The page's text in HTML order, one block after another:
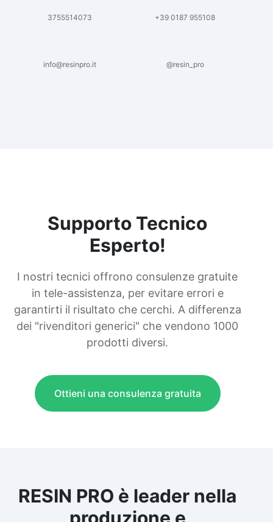
3755514073 +39 0187 955108
info@resinpro.it @resin_pro
Supporto Tecnico
Esperto!
I nostri tecnici offrono consulenze gratuite
in tele-assistenza, per evitare errori e
garantirti il risultato che cerchi. A differenza
dei "rivenditori generici" che vendono 1000
prodotti diversi.
Ottieni una consulenza gratuita
RESIN PRO è leader nella
produzione e